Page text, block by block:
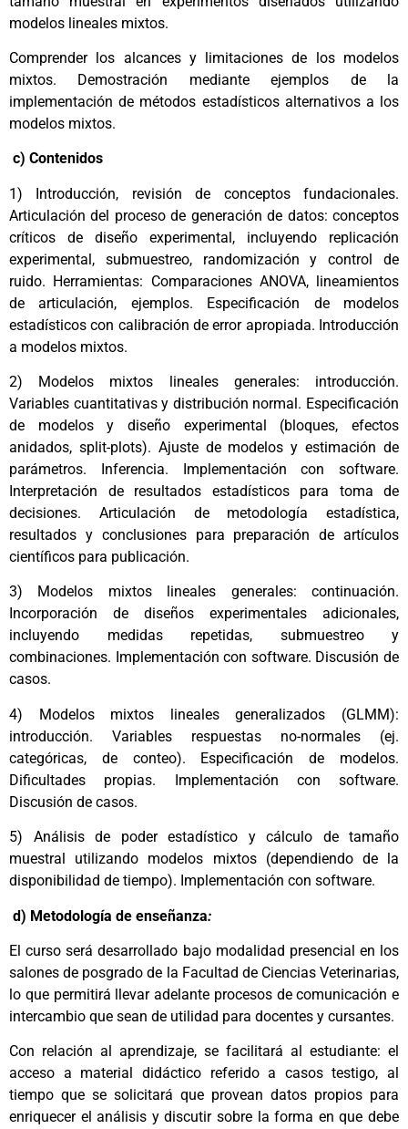
modelos lineales mixtos.
Comprender los alcances y limitaciones de los modelos
mixtos. Demostración mediante ejemplos de la
implementación de métodos estadísticos alternativos a los
modelos mixtos.
c) Contenidos
1) Introducción, revisión de conceptos fundacionales.
Articulación del proceso de generación de datos: conceptos
críticos de diseño experimental, incluyendo replicación
experimental, submuestreo, randomización y control de
ruido. Herramientas: Comparaciones ANOVA, lineamientos
de articulación, ejemplos. Especificación de modelos
estadísticos con calibración de error apropiada. Introducción
a modelos mixtos.
2) Modelos mixtos lineales generales: introducción.
Variables cuantitativas y distribución normal. Especificación
de modelos y diseño experimental (bloques, efectos
anidados, split-plots). Ajuste de modelos y estimación de
parámetros. Inferencia. Implementación con software.
Interpretación de resultados estadísticos para toma de
decisiones. Articulación de metodología estadística,
resultados y conclusiones para preparación de artículos
científicos para publicación.
3) Modelos mixtos lineales generales: continuación.
Incorporación de diseños experimentales adicionales,
incluyendo medidas repetidas, submuestreo y
combinaciones. Implementación con software. Discusión de
casos.
4) Modelos mixtos lineales generalizados (GLMM):
introducción. Variables respuestas no-normales (ej.
categóricas, de conteo). Especificación de modelos.
Dificultades propias. Implementación con software.
Discusión de casos.
5) Análisis de poder estadístico y cálculo de tamaño
muestral utilizando modelos mixtos (dependiendo de la
disponibilidad de tiempo). Implementación con software.
d) Metodología de enseñanza:
El curso será desarrollado bajo modalidad presencial en los
salones de posgrado de la Facultad de Ciencias Veterinarias,
lo que permitirá llevar adelante procesos de comunicación e
intercambio que sean de utilidad para docentes y cursantes.
Con relación al aprendizaje, se facilitará al estudiante: el
acceso a material didáctico referido a casos testigo, al
tiempo que se solicitará que provean datos propios para
enriquecer el análisis y discutir sobre la forma en que debe